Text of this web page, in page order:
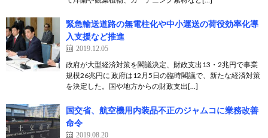
緊急輸送道路の無電柱化や中小運送の荷役効率化導
入支援など推進
2019.12.05
政府が大型経済対策を閣議決定、財政支出13・2兆円で事業
規模26兆円に 政府は12月5日の臨時閣議で、新たな経済対策
を決定した。国や地方からの財政支出[…]
国交省、航空機用内装品不正のジャムコに業務改善
命令
2019.08.20